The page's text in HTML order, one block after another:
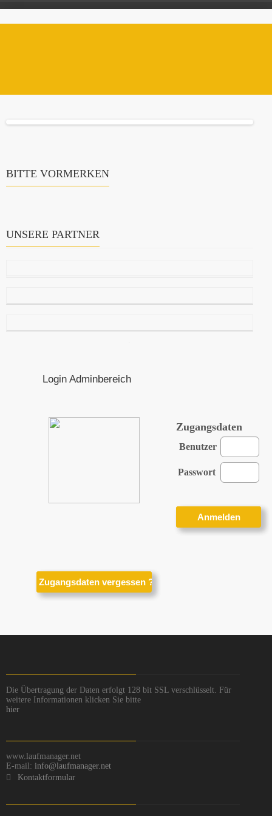
BITTE VORMERKEN
UNSERE PARTNER
Login Adminbereich
Zugangsdaten
Benutzer
Passwort
Die Übertragung der Daten erfolgt 128 bit SSL verschlüsselt. Für
weitere Informationen klicken Sie bitte
hier
www.laufmanager.net
E-mail: info@laufmanager.net
Kontaktformular